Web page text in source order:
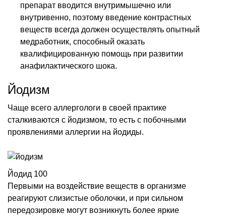
препарат вводится внутримышечно или
внутривенно, поэтому введение контрастных
веществ всегда должен осуществлять опытный
медработник, способный оказать
квалифицированную помощь при развитии
анафилактического шока.
Йодизм
Чаще всего аллергологи в своей практике
сталкиваются с йодизмом, то есть с побочными
проявлениями аллергии на йодиды.
Йодид 100
Первыми на воздействие веществ в организме
реагируют слизистые оболочки, и при сильном
передозировке могут возникнуть более яркие